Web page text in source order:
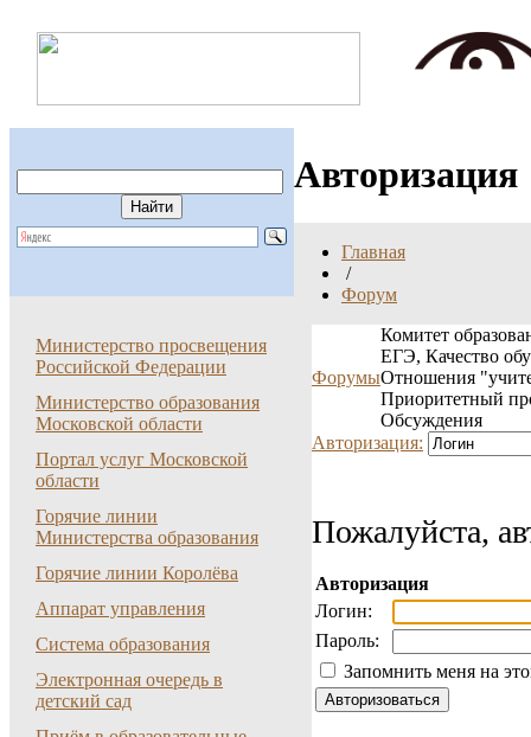
Авторизация
Главная
/
Форум
Министерство просвещения
Российской Федерации
Министерство образования
Московской области
Портал услуг Московской
области
Горячие линии
Министерства образования
Горячие линии Королёва
Аппарат управления
Система образования
Электронная очередь в
детский сад
Форумы
Комитет
ЕГЭ, Качество
Отношения
Приоритетный
Обсуждения
Авторизация:
Пожалуйста,
Авторизация
Логин:
Пароль:
Запомнить меня на